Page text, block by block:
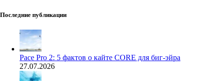
Последние публикации
Pace Pro 2: 5 фактов о кайте CORE для биг-эйра
27.07.2026